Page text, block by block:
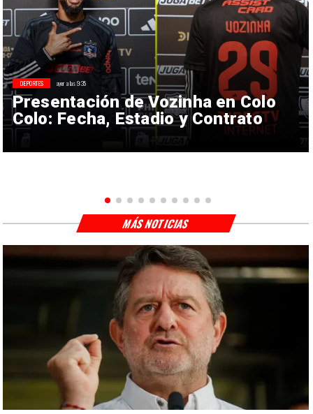
Presentación de Vozinha en Colo
Colo: Fecha, Estadio y Contrato
DEPORTES ayer a las 9:35
MÁS NOTICIAS